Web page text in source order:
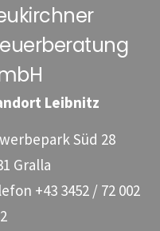
Leibnitz
Süd 28
Gralla
+43 3452 / 72 002